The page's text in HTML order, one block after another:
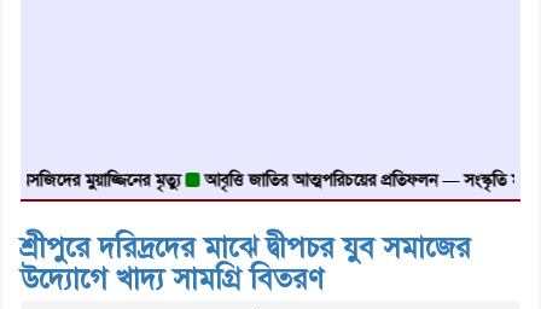
মুয়াজ্জিনের মৃত্যু আবৃত্তি জাতির আত্মপরিচয়ের প্রতিফলন — সংস্কৃতি মন্ত্রী
শ্রীপুরে দরিদ্রদের মাঝে দ্বীপচর যুব সমাজের
উদ্যোগে খাদ্য সামগ্রি বিতরণ